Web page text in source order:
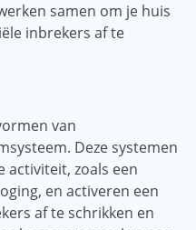
samen om je huis
inbrekers af te
van
Deze systemen
activiteit, zoals een
en activeren een
af te schrikken en